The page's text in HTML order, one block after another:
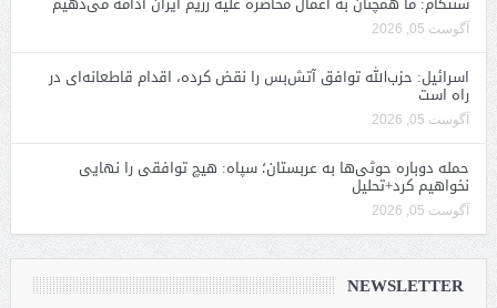
آگوست 05, 2026
اسرائیل: حزب‌الله توافق آتش‌بس را نقض کرده، اقدام قاطعانه‌ای در
راه است
آگوست 05, 2026
حمله دوباره حوثی‌ها به عربستان؛ سپاه: هیچ توافقی را نهایی
نخواهیم کرد+تحلیل
آگوست 05, 2026
NEWSLETTER